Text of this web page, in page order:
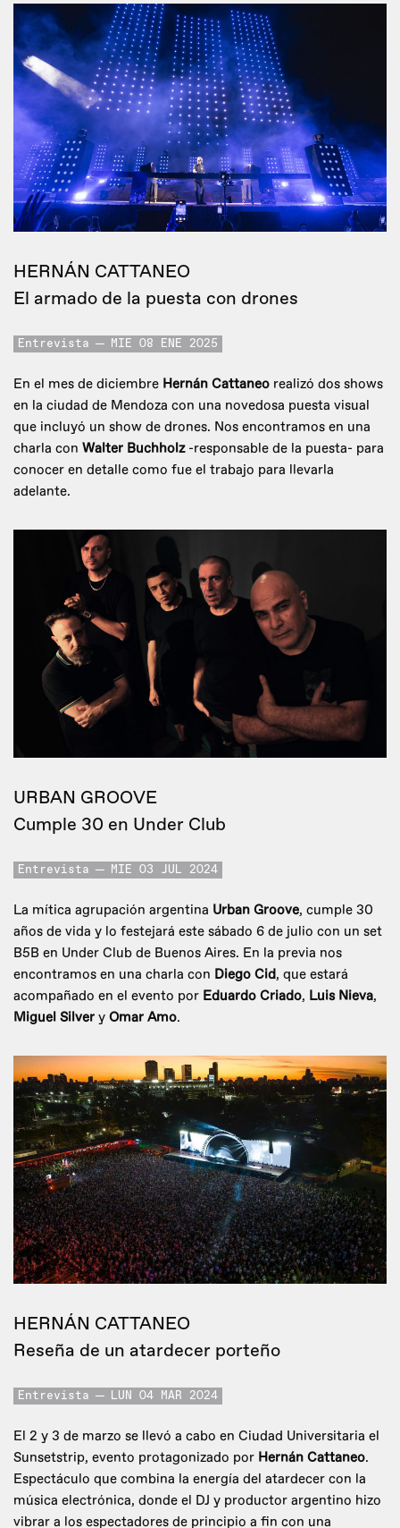
HERNÁN CATTANEO
El armado de la puesta con drones
Entrevista MIE 08 ENE 2025
En el mes de diciembre Hernán Cattaneo realizó dos shows
en la ciudad de Mendoza con una novedosa puesta visual
que incluyó un show de drones. Nos encontramos en una
charla con Walter Buchholz-responsable de la puesta- para
conocer en detalle como fue el trabajo para llevarla
adelante.
URBAN GROOVE
Cumple 30 en Under Club
Entrevista MIE 03 JUL 2024
La mítica agrupación argentina Urban Groove, cumple 30
años de vida y lo festejará este sábado 6 de julio con un set
B5B en Under Club de Buenos Aires. En la previa nos
encontramos en una charla con Diego Cid, que estará
acompañado en el evento por Eduardo Criado, Luis Nieva,
Miguel Silver y Omar Amo.
HERNÁN CATTANEO
Reseña de un atardecer porteño
Entrevista LUN 04 MAR 2024
El 2 y 3 de marzo se llevó a cabo en Ciudad Universitaria el
Sunsetstrip, evento protagonizado por Hernán Cattaneo.
Espectáculo que combina la energía del atardecer con la
música electrónica, donde el DJ y productor argentino hizo
vibrar a los espectadores de principio a fin con una